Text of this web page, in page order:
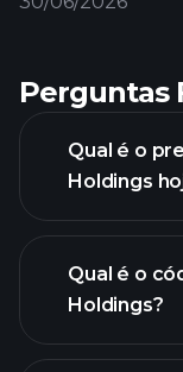
Perguntas
Qual é o
Holdings
Qual é o
Holdings?